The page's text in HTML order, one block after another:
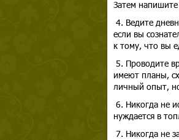
Затем
4. Ведите
если вы
к тому, что вы
5. Проводите
имеют планы,
личный опыт,
6. Никогда не
нуждается в
7. Никогда не